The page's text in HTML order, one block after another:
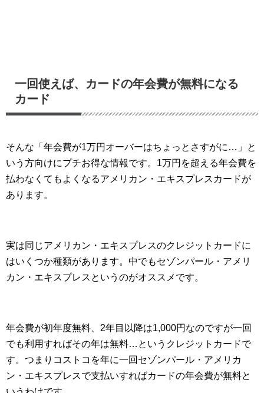
一回使えば、カードの年会費が無料になる
カード
そんな「年会費が1万円オーバーはちょっとさすがに…」と
いう方向けにプチお得な情報です。1万円を超える年会費を
払わなくてもよくなるアメリカン・エキスプレスカードが
あります。
実は同じアメリカン・エキスプレスのクレジットカードに
はいくつか種類があります。中でもセゾンパール・アメリ
カン・エキスプレスというのがオススメです。
年会費が初年度無料、2年目以降は1,000円なのですが一回
でも利用すればその年は無料…というクレジットカードで
す。つまりコストコを年に一回セゾンパール・アメリカ
ン・エキスプレスで支払いすればカードの年会費が無料と